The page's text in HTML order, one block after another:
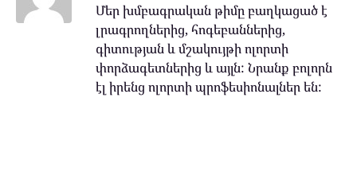
Մեր խմբագրական թիմը բաղկացած է
լրագրողներից, հոգեբաններից,
գիտության և մշակույթի ոլորտի
փորձագետներից և այլն: Նրանք բոլորն
էլ իրենց ոլորտի պրոֆեսիոնալներ են: